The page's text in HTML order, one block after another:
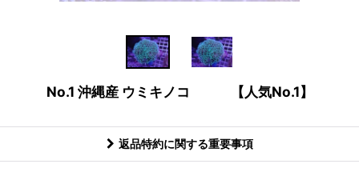
No.1 沖縄産 ウミキノコ 【人気No.1】
返品特約に関する重要事項